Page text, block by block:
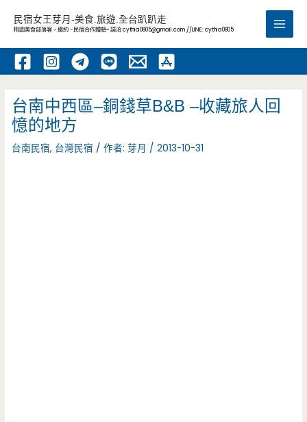
內
民宿女王芽月-美食.旅遊.全台趴趴走
桃園美食部落客，邀約 -民宿合作體驗~ 請洽cythia0805@gmail.com //LINE: cythia0805
Main
台南中西區–銅錢草B&B –收藏旅人回
憶的地方
台南民宿, 台灣民宿 / 作者:芽月 /2013-10-31